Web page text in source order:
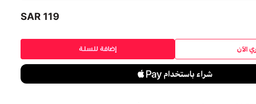
119 SAR
إضافة للسلة الآن